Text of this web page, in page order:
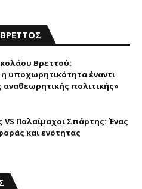
Bρεττού:
υποχωρητικότητα έναντι
αναθεωρητικής πολιτικής»
Παλαίμαχοι Σπάρτης: Ένας
και ενότητας